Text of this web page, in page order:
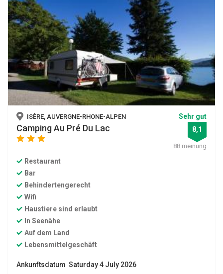
ISÈRE, AUVERGNE-RHONE-ALPEN
Camping Au Pré Du Lac
star star
Sehr gut
8,1
88 meinung
Restaurant
Bar
Behindertengerecht
Wifi
Haustiere sind erlaubt
In Seenähe
Auf dem Land
Lebensmittelgeschäft
Ankunftsdatum Saturday 4 July 2026